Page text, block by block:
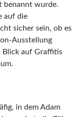
benannt wurde.
auf die
sicher sein, ob es
Ausstellung
Blick auf Graffitis
in dem Adam